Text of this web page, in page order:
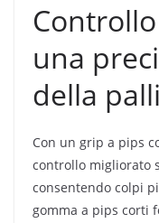
una
della
Con un grip a pips
controllo migliorato
consentendo colpi
gomma a pips corti